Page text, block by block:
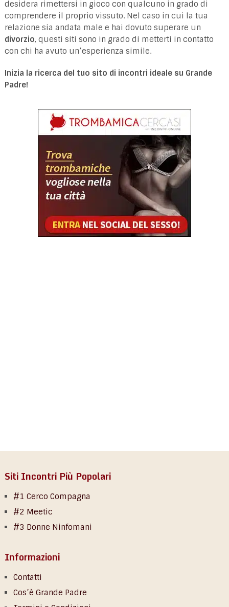
desidera rimettersi in gioco con qualcuno in grado di
comprendere il proprio vissuto. Nel caso in cui la tua
relazione sia andata male e hai dovuto superare un
divorzio, questi siti sono in grado di metterti in contatto
con chi ha avuto un’esperienza simile.
Inizia la ricerca del tuo sito di incontri ideale su Grande
Padre!
Siti Incontri Più Popolari
#1 Cerco Compagna
#2 Meetic
#3 Donne Ninfomani
Informazioni
Contatti
Cos’è Grande Padre